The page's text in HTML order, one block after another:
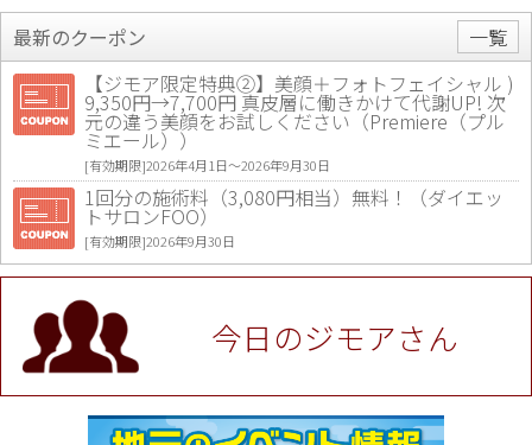
最新のクーポン
一覧
【ジモア限定特典②】美顔＋フォトフェイシャル )
9,350円→7,700円 真皮層に働きかけて代謝UP! 次
元の違う美顔をお試しください（Premiere（プル
ミエール））
[有効期限]2026年4月1日〜2026年9月30日
1回分の施術料（3,080円相当）無料！（ダイエッ
トサロンFOO）
[有効期限]2026年9月30日
値段提示後「ジモア見た」で更に買い取り金額 U
P！※チケットと新品商品は除く（大黒屋 高田馬場
駅前店）
[有効期限]2026年9月30日
★ジモア限定特典★ お会計より全品5％OFF（ナチ
ュラル＆ハンドメイドショップ［マキマキ］）
[有効期限]2026年9月30日まで
今日のジモアさん